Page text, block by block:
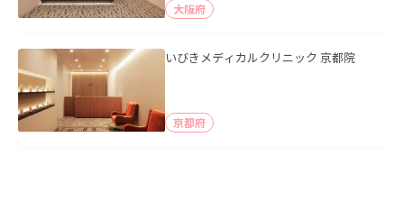
大阪府
いびきメディカルクリニック 京都院
京都府